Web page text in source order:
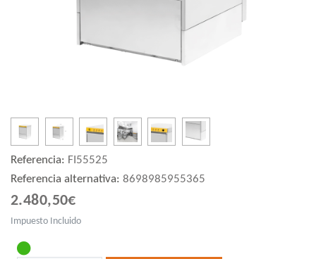
Referencia: FI55525
Referencia alternativa: 8698985955365
2.480,50€
Impuesto Incluido